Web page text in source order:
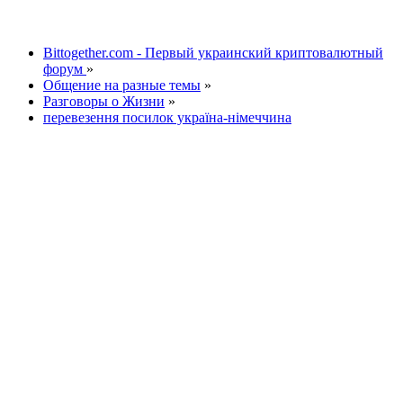
Bittogether.com - Первый украинский криптовалютный
форум »
Общение на разные темы »
Разговоры о Жизни »
перевезення посилок україна-німеччина